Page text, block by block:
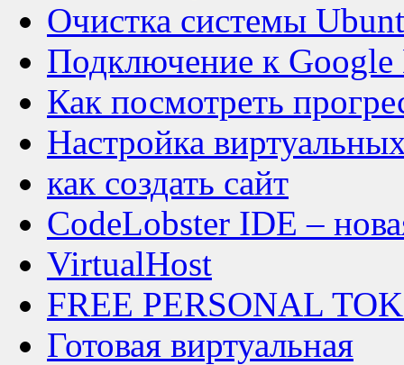
Очистка системы
Подключение к
Как посмотреть
Настройка
как создать сайт
CodeLobster IDE –
VirtualHost
FREE PERSONAL
Готовая виртуальная